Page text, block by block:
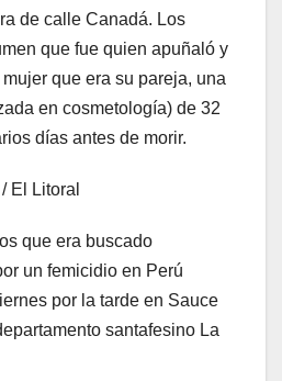
de calle Canadá. Los
que fue quien apuñaló y
que era su pareja, una
en cosmetología) de 32
días antes de morir.
El Litoral
que era buscado
un femicidio en Perú
por la tarde en Sauce
santafesino La